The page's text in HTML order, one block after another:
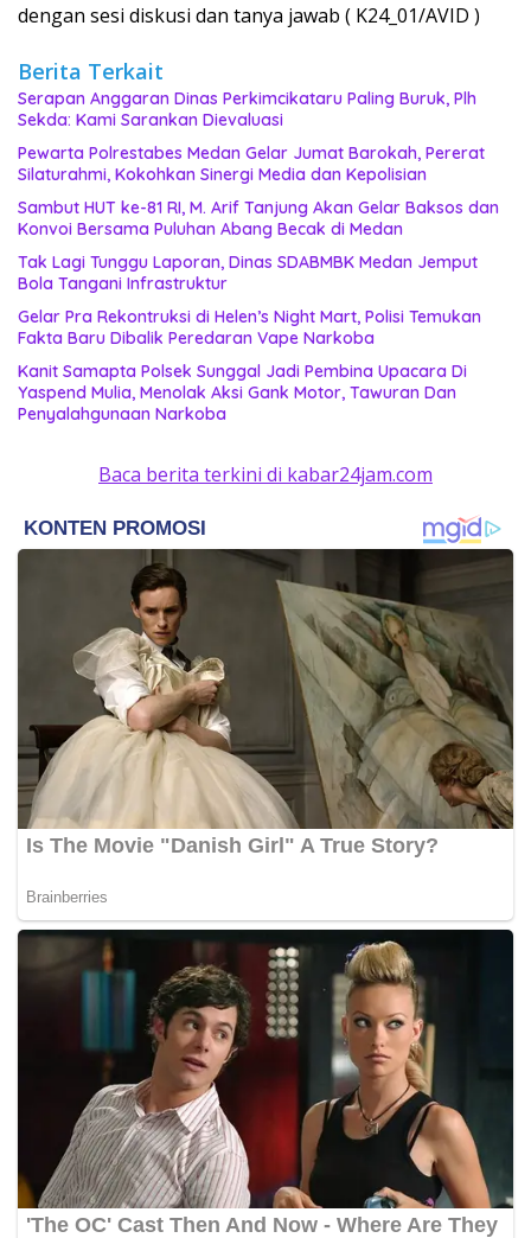
dengan sesi diskusi dan tanya jawab ( K24_01/AVID )
Berita Terkait
Serapan Anggaran Dinas Perkimcikataru Paling Buruk, Plh
Sekda: Kami Sarankan Dievaluasi
Pewarta Polrestabes Medan Gelar Jumat Barokah, Pererat
Silaturahmi, Kokohkan Sinergi Media dan Kepolisian
‎Sambut HUT ke-81 RI, M. Arif Tanjung Akan Gelar Baksos dan
Konvoi Bersama Puluhan Abang Becak di Medan
Tak Lagi Tunggu Laporan, Dinas SDABMBK Medan Jemput
Bola Tangani Infrastruktur
Gelar Pra Rekontruksi di Helen’s Night Mart, Polisi Temukan
Fakta Baru Dibalik Peredaran Vape Narkoba
Kanit Samapta Polsek Sunggal Jadi Pembina Upacara Di
Yaspend Mulia, Menolak Aksi Gank Motor, Tawuran Dan
Penyalahgunaan Narkoba
Baca berita terkini di kabar24jam.com